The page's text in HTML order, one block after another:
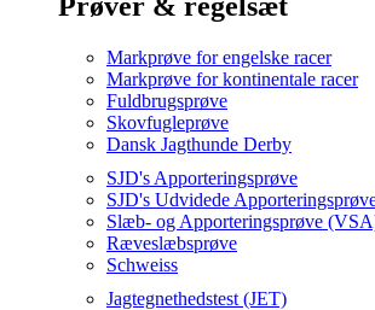
Markprøve for engelske racer
Markprøve for kontinentale racer
Fuldbrugsprøve
Skovfugleprøve
Dansk Jagthunde Derby
SJD's Apporteringsprøve
SJD's Udvidede
Slæb- og Apporteringsprøve
Ræveslæbsprøve
Schweiss
Jagtegnethedstest (JET)